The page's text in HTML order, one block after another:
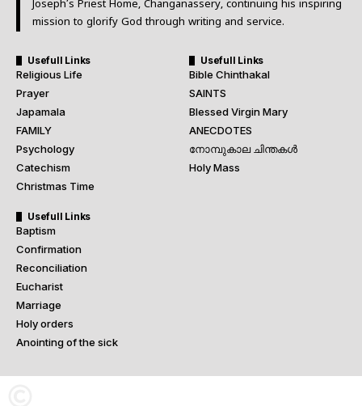
Joseph’s Priest Home, Changanassery, continuing his inspiring
mission to glorify God through writing and service.
Usefull Links
Religious Life
Prayer
Japamala
FAMILY
Psychology
Catechism
Christmas Time
Usefull Links
Bible Chinthakal
SAINTS
Blessed Virgin Mary
ANECDOTES
നോമ്പുകാല ചിന്തകൾ
Holy Mass
Usefull Links
Baptism
Confirmation
Reconciliation
Eucharist
Marriage
Holy orders
Anointing of the sick